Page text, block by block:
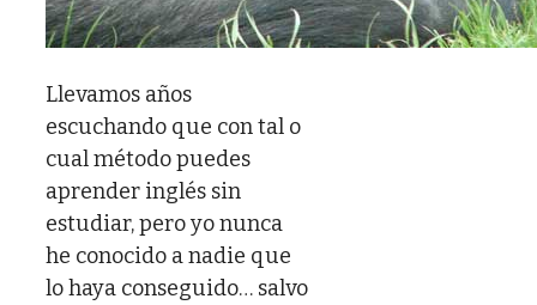
Llevamos años
escuchando que con tal o
cual método puedes
aprender inglés sin
estudiar, pero yo nunca
he conocido a nadie que
lo haya conseguido… salvo